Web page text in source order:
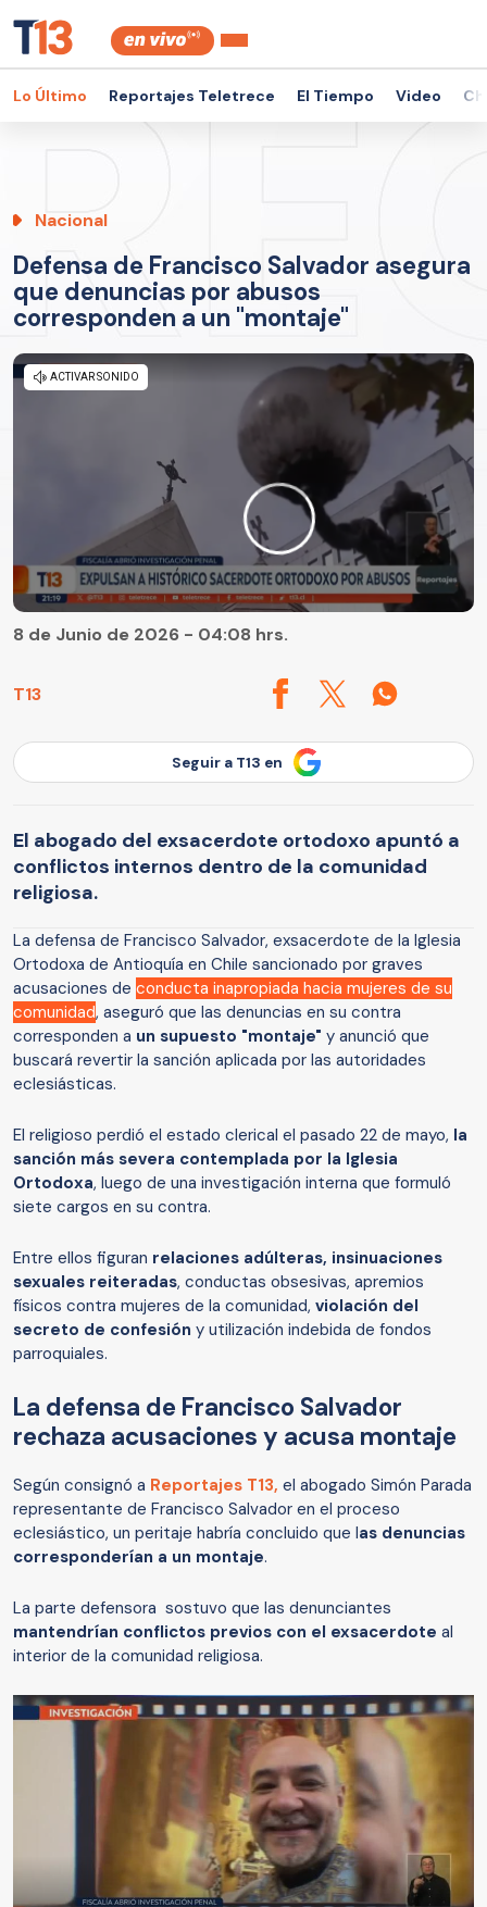
Lo Último Reportajes Teletrece El Tiempo Video
Nacional
Defensa de Francisco Salvador asegura
que denuncias por abusos
corresponden a un "montaje"
T13
8 de Junio de 2026 - 04:08 hrs.
Seguir a T13 en
El abogado del exsacerdote ortodoxo apuntó a
conflictos internos dentro de la comunidad
religiosa.
La defensa de Francisco Salvador, exsacerdote de la Iglesia
Ortodoxa de Antioquía en Chile sancionado por graves
acusaciones de conducta inapropiada hacia mujeres de su
comunidad, aseguró que las denuncias en su contra
corresponden a un supuesto "montaje" y anunció que
buscará revertir la sanción aplicada por las autoridades
eclesiásticas.
El religioso perdió el estado clerical el pasado 22 de mayo, la
sanción más severa contemplada por la Iglesia
Ortodoxa, luego de una investigación interna que formuló
siete cargos en su contra.
Entre ellos figuran relaciones adúlteras, insinuaciones
sexuales reiteradas, conductas obsesivas, apremios
físicos contra mujeres de la comunidad, violación del
secreto de confesión y utilización indebida de fondos
parroquiales.
La defensa de Francisco Salvador
rechaza acusaciones y acusa montaje
Según consignó a Reportajes T13, el abogado Simón Parada
representante de Francisco Salvador en el proceso
eclesiástico, un peritaje habría concluido que las denuncias
corresponderían a un montaje.
La parte defensora sostuvo que las denunciantes
mantendrían conflictos previos con el exsacerdote al
interior de la comunidad religiosa.